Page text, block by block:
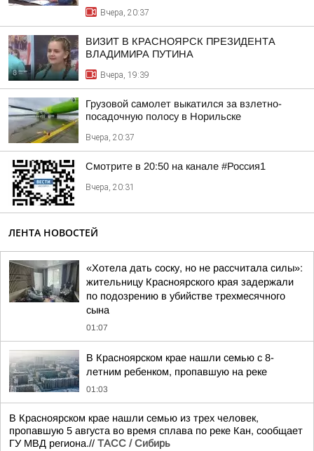
Вчера, 20:37
ВИЗИТ В КРАСНОЯРСК ПРЕЗИДЕНТА
ВЛАДИМИРА ПУТИНА
Вчера, 19:39
Грузовой самолет выкатился за взлетно-
посадочную полосу в Норильске
Вчера, 20:37
Смотрите в 20:50 на канале #Россия1
Вчера, 20:31
ЛЕНТА НОВОСТЕЙ
«Хотела дать соску, но не рассчитала силы»:
жительницу Красноярского края задержали
по подозрению в убийстве трехмесячного
сына
01:07
В Красноярском крае нашли семью с 8-
летним ребенком, пропавшую на реке
01:03
В Красноярском крае нашли семью из трех человек,
пропавшую 5 августа во время сплава по реке Кан, сообщает
ГУ МВД региона.// ТАСС / Сибирь